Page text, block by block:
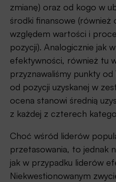
zmianę) oraz od kogo w
środki finansowe (również
względem wartości i
pozycji). Analogicznie jak
efektywności, również tu
przyznawaliśmy punkty od
od pozycji uzyskanej w
ocena stanowi średnią
z każdej z czterech
Choć wśród liderów
przetasowania, to jednak
jak w przypadku liderów
Niekwestionowanym